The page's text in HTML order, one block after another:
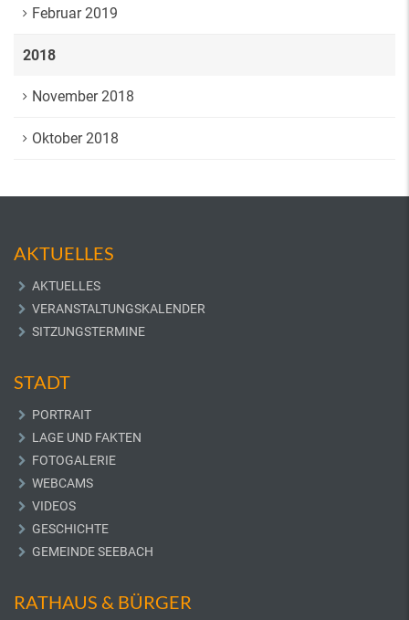
Februar 2019
2018
November 2018
Oktober 2018
AKTUELLES
AKTUELLES
VERANSTALTUNGSKALENDER
SITZUNGSTERMINE
STADT
PORTRAIT
LAGE UND FAKTEN
FOTOGALERIE
WEBCAMS
VIDEOS
GESCHICHTE
GEMEINDE SEEBACH
RATHAUS & BÜRGER